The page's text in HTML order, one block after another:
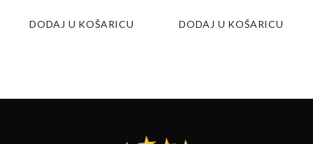
DODAJ U KOŠARICU DODAJ U KOŠARICU